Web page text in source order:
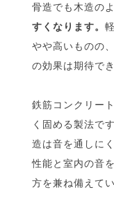
骨造でも木造の
すくなります。
やや高いものの
の効果は期待で
鉄筋コンクリー
く固める製法で
造は音を通しに
性能と室内の音
方を兼ね備えてい